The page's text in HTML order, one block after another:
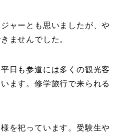
ャーとも思いましたが、や
ませんでした。
日も参道には多くの観光客
ます。修学旅行で来られる
を祀っています。受験生や